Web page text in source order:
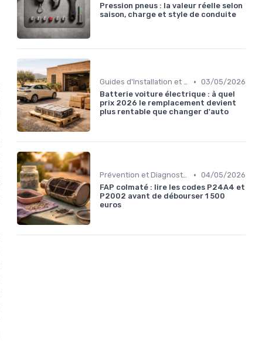
Pression pneus : la valeur réelle selon
saison, charge et style de conduite
Guides d'Installation et de Réparation • 03/05/2026
Batterie voiture électrique : à quel
prix 2026 le remplacement devient
plus rentable que changer d'auto
Prévention et Diagnostic des Pannes • 04/05/2026
FAP colmaté : lire les codes P24A4 et
P2002 avant de débourser 1 500
euros